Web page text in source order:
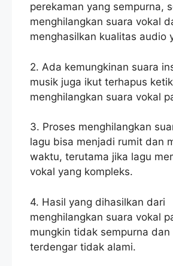
perekaman yang sempurna,
menghilangkan suara vokal
menghasilkan kualitas audio
2. Ada kemungkinan suara
musik juga ikut terhapus
menghilangkan suara vokal
3. Proses menghilangkan
lagu bisa menjadi rumit dan
waktu, terutama jika lagu
vokal yang kompleks.
4. Hasil yang dihasilkan dari
menghilangkan suara vokal
mungkin tidak sempurna
terdengar tidak alami.